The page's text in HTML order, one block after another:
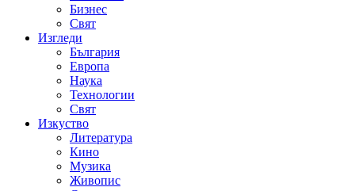
Бизнес
Свят
Изгледи
България
Европа
Наука
Технологии
Свят
Изкуство
Литература
Кино
Музика
Живопис